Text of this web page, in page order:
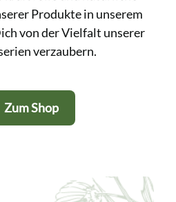
Produkte in unserem
von der Vielfalt unserer
verzaubern.
Zum Shop